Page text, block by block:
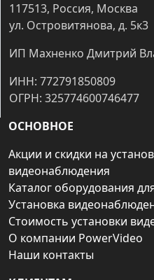
117513, Россия, Москва
ул. Островитянова, д. 5к3
ИП Махненко Дмитрий
ИНН: 772791850809
ОГРН: 325774600746477
ОСНОВНОЕ
Акции и скидки на
видеонаблюдения
Каталог оборудования
Установка
Стоимость установки
О компании PowerVideo
Наши контакты